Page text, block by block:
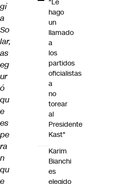
gí
a
So
lar,
as
eg
ur
ó
qu
e
es
pe
ra
n
qu
e
"Le
hago
un
llamado
a
los
partidos
oficialistas
a
no
torear
al
Presidente
Kast"
Karim
Bianchi
es
elegido